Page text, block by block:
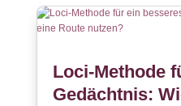
Loci-Methode
Gedächtnis: